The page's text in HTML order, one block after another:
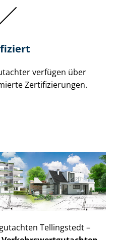
verfügen über
Zer­ti­fi­zie­run­gen.
Tellingstedt –